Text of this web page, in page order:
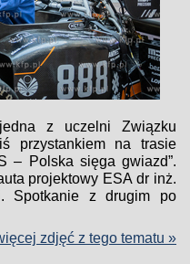
z uczelni Związku
przystankiem na trasie
– Polska sięga gwiazd”.
projektowy ESA dr inż.
Spotkanie z drugim po
zdjęć z tego tematu »